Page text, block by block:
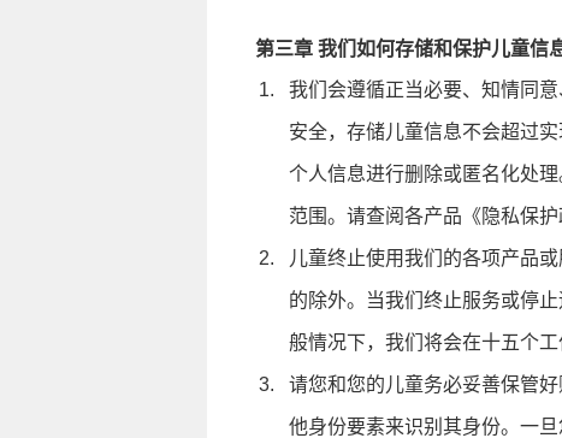
第三章 我们如何存储和保护儿童信
我们会遵循正当必要、知情同
安全，存储儿童信息不会超过
个人信息进行删除或匿名化处
范围。请查阅各产品《隐私保
儿童终止使用我们的各项产品
的除外。当我们终止服务或停
般情况下，我们将会在十五个
请您和您的儿童务必妥善保管
他身份要素来识别其身份。一